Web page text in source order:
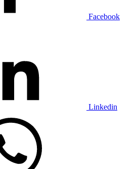
Facebook
Linkedin